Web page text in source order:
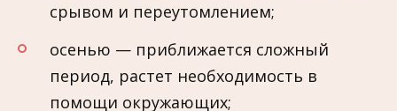
срывом и переутомлением;
осенью — приближается сложный
период, растет необходимость в
помощи окружающих;